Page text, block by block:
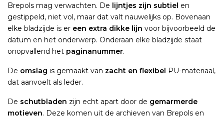
Brepols mag verwachten. De lijntjes zijn subtiel en
gestippeld, niet vol, maar dat valt nauwelijks op. Bovenaan
elke bladzijde is er een extra dikke lijn voor bijvoorbeeld de
datum en het onderwerp. Onderaan elke bladzijde staat
onopvallend het paginanummer.
De omslag is gemaakt van zacht en flexibel PU-materiaal,
dat aanvoelt als leder.
De schutbladen zijn echt apart door de gemarmerde
motieven. Deze komen uit de archieven van Brepols en